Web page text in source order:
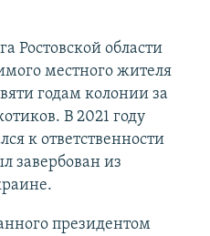
Ростовской области
местного жителя
годам колонии за
В 2021 году
к ответственности
завербован из
президентом